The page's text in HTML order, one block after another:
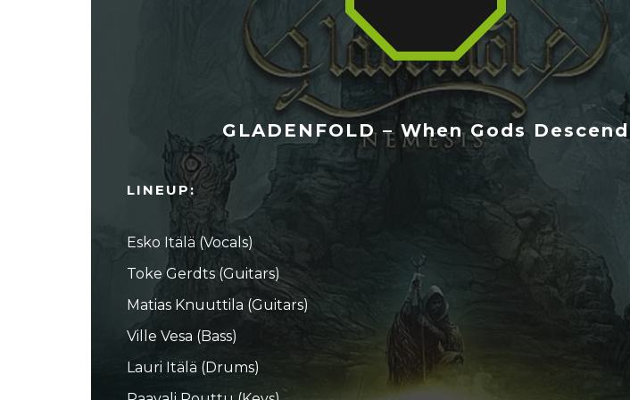
GLADENFOLD – When Gods Descend
LINEUP:
Esko Itälä (Vocals)
Toke Gerdts (Guitars)
Matias Knuuttila (Guitars)
Ville Vesa (Bass)
Lauri Itälä (Drums)